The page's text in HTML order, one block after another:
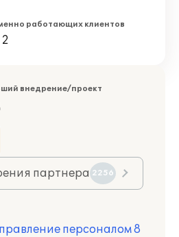
работающих клиентов
внедрение/проект
партнера 2256
персоналом 8